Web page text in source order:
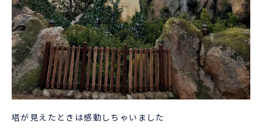
塔が見えたときは感動しちゃいました